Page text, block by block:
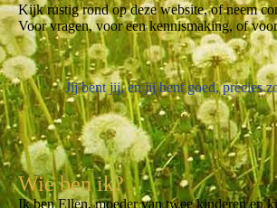
Kijk rustig rond op deze website, of neem
Voor vragen, voor een kennismaking, of
Jij bent jij, en jij bent goed, precies
Wie ben ik?
Ik ben Ellen, moeder van twee kinderen en